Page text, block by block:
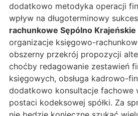
dodatkowo metodyka operacji
wpływ na długoterminowy
rachunkowe Sępólno Krajeńskie
organizacje księgowo-
obszerny przekrój propozycji
choćby redagowanie zestawień
księgowych, obsługa kadrowo-
dodatkowo konsultacje fachowe
postaci kodeksowej spółki. Za